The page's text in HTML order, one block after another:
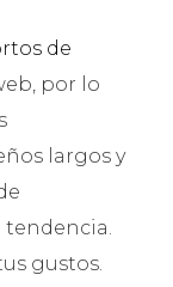
de
por lo
largos y
gustos.